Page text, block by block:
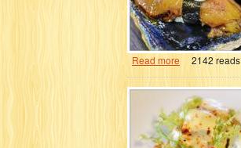
Read more 2142 reads